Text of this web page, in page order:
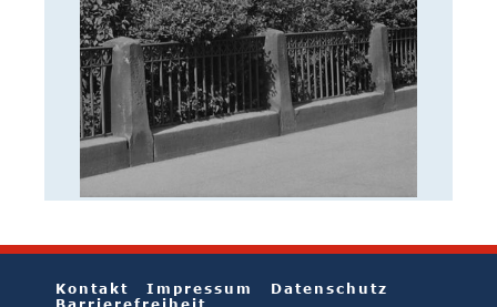
Kontakt Impressum
Datenschutz
Barrierefreiheit